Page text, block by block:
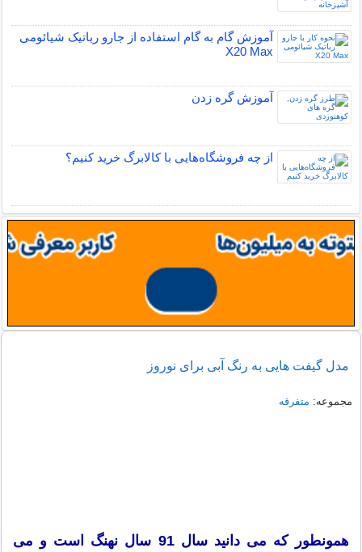
آموزش گام به گام استفاده از جارو رباتیک شیائومی
X20 Max
آموزش گره زدن
از چه فروشگاه‌هایی با کالابرگ خرید کنیم؟
مدل گیفت هایی به رنگ آبی برای نوروز
مجموعه: متفرقه
همونطور که می دانید سال 91 سال نهنگ است و می